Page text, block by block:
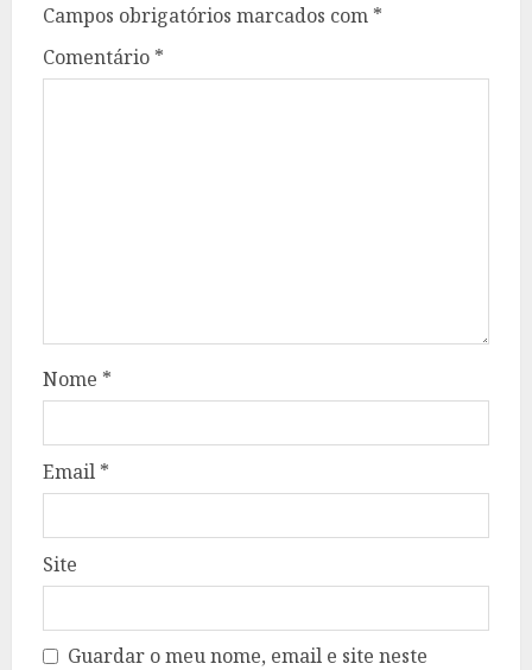
Campos obrigatórios marcados com *
Comentário *
Nome *
Email *
Site
Guardar o meu nome, email e site neste